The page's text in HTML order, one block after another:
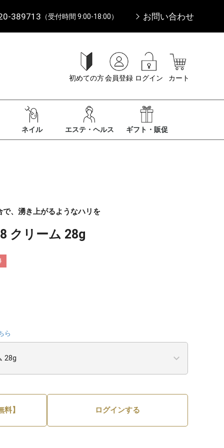
389713 （受付時間 9:00-18:00） お問い合わせ
初めての方会員登録 ログイン カート
ネイル エステ・ヘルス ギフト・販促
、湧き上がるようなハリを
クリーム 28g
ら
】 ログインする